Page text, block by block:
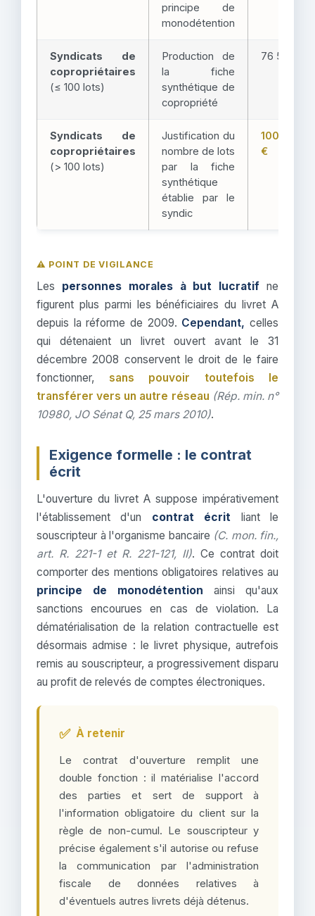
principe de
monodétention
Syndicats de
copropriétaires
(≤ 100 lots)
Production de
la fiche
synthétique de
copropriété
76 500 €
Syndicats de
copropriétaires
(> 100 lots)
Justification du
nombre de lots
par la fiche
synthétique
établie par le
syndic
100 000
€
⚠️ POINT DE VIGILANCE
Les personnes morales à but lucratif ne
figurent plus parmi les bénéficiaires du livret A
depuis la réforme de 2009. Cependant, celles
qui détenaient un livret ouvert avant le 31
décembre 2008 conservent le droit de le faire
fonctionner, sans pouvoir toutefois le
transférer vers un autre réseau (Rép. min. n°
10980, JO Sénat Q, 25 mars 2010).
Exigence formelle : le contrat
écrit
L'ouverture du livret A suppose impérativement
l'établissement d'un contrat écrit liant le
souscripteur à l'organisme bancaire (C. mon. fin.,
art. R. 221-1 et R. 221-121, II). Ce contrat doit
comporter des mentions obligatoires relatives au
principe de monodétention ainsi qu'aux
sanctions encourues en cas de violation. La
dématérialisation de la relation contractuelle est
désormais admise : le livret physique, autrefois
remis au souscripteur, a progressivement disparu
au profit de relevés de comptes électroniques.
✅ À retenir
Le contrat d'ouverture remplit une
double fonction : il matérialise l'accord
des parties et sert de support à
l'information obligatoire du client sur la
règle de non-cumul. Le souscripteur y
précise également s'il autorise ou refuse
la communication par l'administration
fiscale de données relatives à
d'éventuels autres livrets déjà détenus.